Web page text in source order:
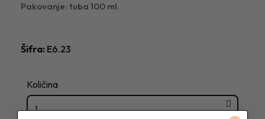
Pakovanje: tuba 100 ml.
Šifra E6.23
Količina